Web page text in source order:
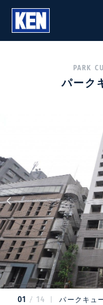
PARK
パーク
01 14 パークキュ